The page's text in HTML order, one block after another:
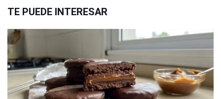
TE PUEDE INTERESAR